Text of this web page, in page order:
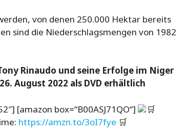
von denen 250.000 Hektar bereits
sind die Niederschlagsmengen von 1982
Rinaudo und seine Erfolge im Niger
August 2022 als DVD erhältlich
[amazon box=“B00ASJ71QO“]
🛒
https://amzn.to/3oI7fye 🛒